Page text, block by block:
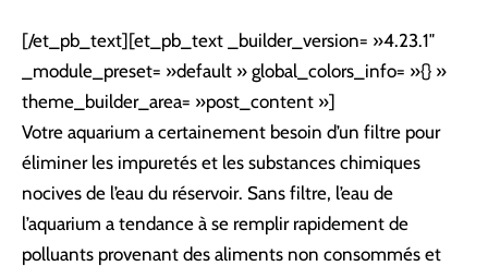
[/et_pb_text][et_pb_text _builder_version= »4.23.1″
_module_preset= »default » global_colors_info= »{} »
theme_builder_area= »post_content »]
Votre aquarium a certainement besoin d’un filtre pour
éliminer les impuretés et les substances chimiques
nocives de l’eau du réservoir. Sans filtre, l’eau de
l’aquarium a tendance à se remplir rapidement de
polluants provenant des aliments non consommés et